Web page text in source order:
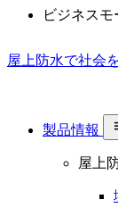
ビジネスモ
屋上防水で社会
製品情報
屋上